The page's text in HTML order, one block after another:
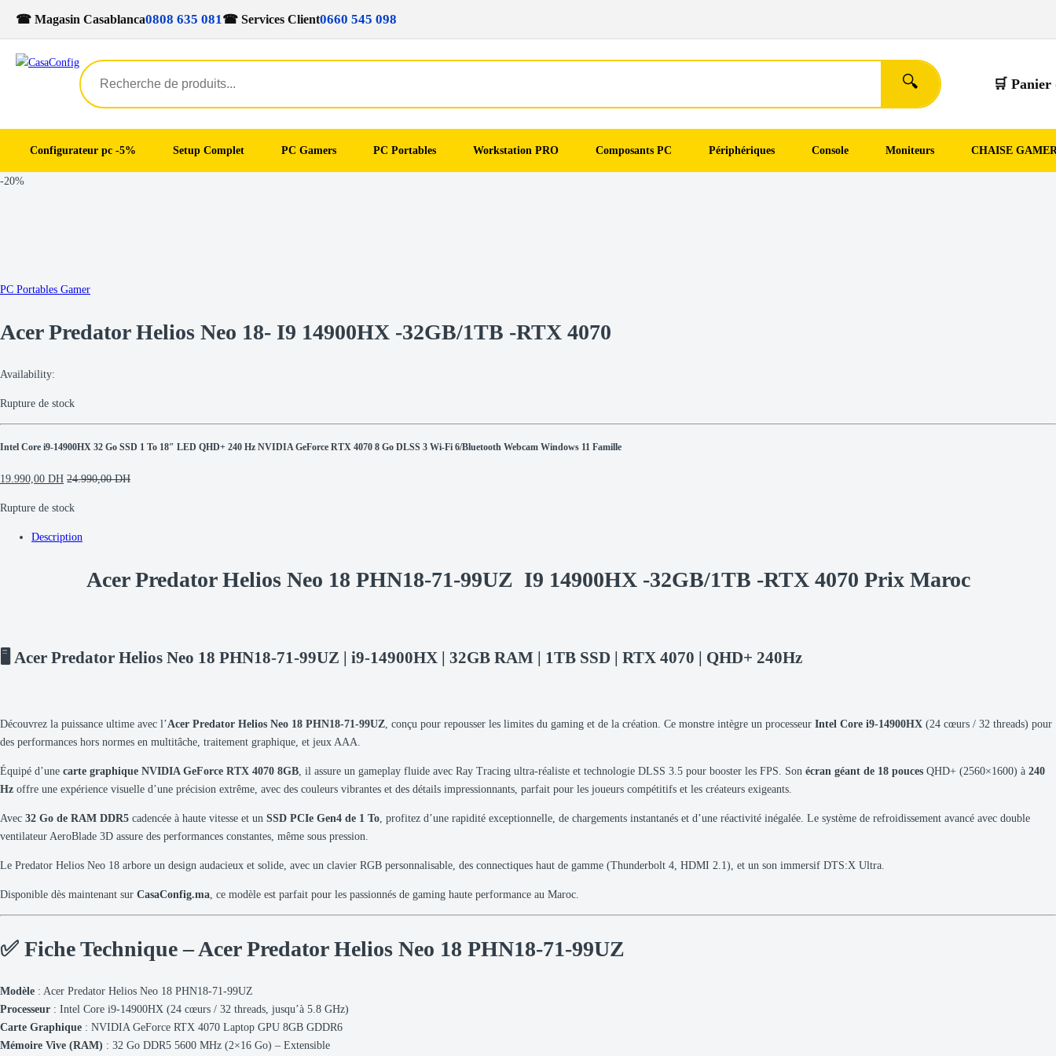
☎ Magasin Casablanca0808 635 081☎ Services Client0660 545 098
🔍 🛒 Panier
Configurateur pc -5% Setup Complet PC Gamers PC Portables Workstation PRO Composants PC Périphériques Console Moniteurs CHAISE
Skip
Skip
-20%
PC Portables Gamer
Acer Predator Helios Neo 18- I9 14900HX -32GB/1TB -RTX 4070
Availability:
Rupture de stock
Intel Core i9-14900HX 32 Go SSD 1 To 18″ LED QHD+ 240 Hz NVIDIA GeForce RTX 4070 8 Go DLSS 3 Wi-Fi 6/Bluetooth Webcam Windows 11 Famille
19.990,00 DH 24.990,00DH
Rupture de stock
Description
Acer Predator Helios Neo 18 PHN18-71-99UZ I9 14900HX -32GB/1TB -RTX 4070 Prix Maroc
🖥️ Acer Predator Helios Neo 18 PHN18-71-99UZ | i9-14900HX | 32GB RAM | 1TB SSD | RTX 4070 | QHD+ 240Hz
Découvrez la puissance ultime avec l’Acer Predator Helios Neo 18 PHN18-71-99UZ , conçu pour repousser les limites du gaming et de la création. Ce monstre intègre un processeur Intel Core i9-14900HX (24 cœurs / 32 threads) pour
des performances hors normes en multitâche, traitement graphique, et jeux AAA.
Équipé d’une carte graphique NVIDIA GeForce RTX 4070 8GB , il assure un gameplay fluide avec Ray Tracing ultra-réaliste et technologie DLSS 3.5 pour booster les FPS. Son écran géant de 18 pouces QHD+ (2560×1600) à 240
Hz offre une expérience visuelle d’une précision extrême, avec des couleurs vibrantes et des détails impressionnants, parfait pour les joueurs compétitifs et les créateurs exigeants.
Avec 32 Go de RAM DDR5 cadencée à haute vitesse et un SSD PCIe Gen4 de 1 To , profitez d’une rapidité exceptionnelle, de chargements instantanés et d’une réactivité inégalée. Le système de refroidissement avancé avec double
ventilateur AeroBlade 3D assure des performances constantes, même sous pression.
Le Predator Helios Neo 18 arbore un design audacieux et solide, avec un clavier RGB personnalisable, des connectiques haut de gamme (Thunderbolt 4, HDMI 2.1), et un son immersif DTS:X Ultra.
Disponible dès maintenant sur CasaConfig.ma , ce modèle est parfait pour les passionnés de gaming haute performance au Maroc.
✅ Fiche Technique – Acer Predator Helios Neo 18 PHN18-71-99UZ
Modèle : Acer Predator Helios Neo 18 PHN18-71-99UZ
Processeur : Intel Core i9-14900HX (24 cœurs / 32 threads, jusqu’à 5.8 GHz)
Carte Graphique : NVIDIA GeForce RTX 4070 Laptop GPU 8GB GDDR6
Mémoire Vive (RAM) : 32 Go DDR5 5600 MHz (2×16 Go) – Extensible